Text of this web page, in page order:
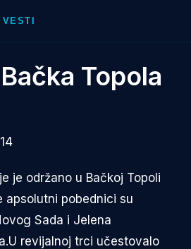
Topola
je održano u Bačkoj Topoli
apsolutni pobednici su
Sada i Jelena
revijalnoj trci učestovalo